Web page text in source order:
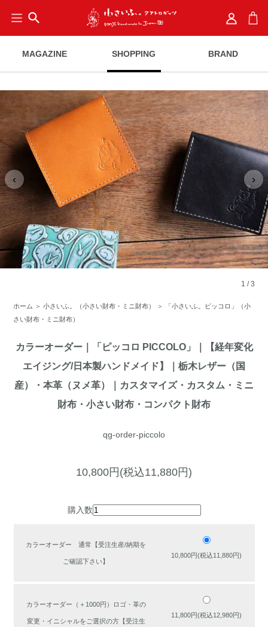
search
MAGAZINE SHOPPING BRAND
‹ ›
1 /3
ホーム ＞小さいふ。（小さい財布・ミニ財布） ＞
「小さいふ。ピッコロ」（小
さい財布・ミニ財布）
カラーオーダー｜「ピッコロ PICCOLO」｜【経年変化
エイジング/日本製ハンドメイド】｜栃木レザー（国
産）・本革（ヌメ革）｜カスタマイズ・カスタム・ミニ
財布・小さい財布・コンパクト財布
qg-order-piccolo
10,800円(税込11,880円)
購入数
カラーオーダー 通常【受注生産/納期を
ご確認下さい】
10,800円(税込11,880円)
カラーオーダー（＋1000円）ロゴ・革の
変更・イニシャルをご選択の方【受注生
11,800円(税込12,980円)